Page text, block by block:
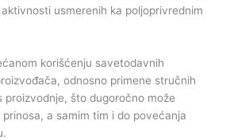
usmerenih ka poljoprivrednim
korišćenju savetodavnih
odnosno primene stručnih
proizvodnje, što dugoročno može
a samim tim i do povećanja